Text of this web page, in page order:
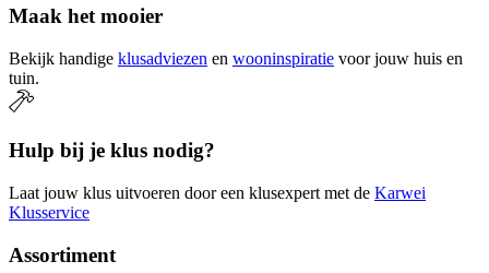
Maak het mooier
Bekijk handige klusadviezen en wooninspiratie voor jouw huis en
tuin.
Hulp bij je klus nodig?
Laat jouw klus uitvoeren door een klusexpert met de Karwei
Klusservice
Assortiment